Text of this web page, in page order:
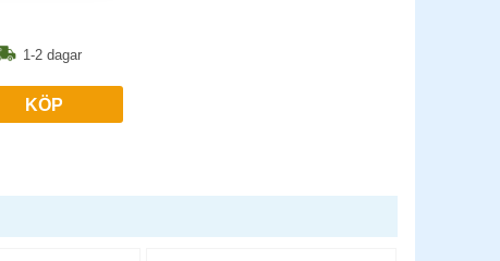
1-2 dagar
KÖP